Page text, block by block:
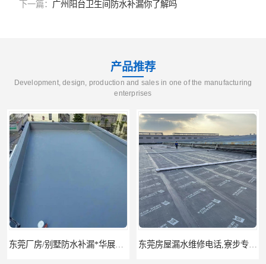
下一篇： 广州阳台卫生间防水补漏你了解吗
产品推荐
Development, design, production and sales in one of the manufacturing
enterprises
东莞厂房/别墅防水补漏*华展防水，技术全面、专业靠谱 东莞房屋漏水维修电话,寮步专业房屋防水补漏，专业厂房渗漏水维修